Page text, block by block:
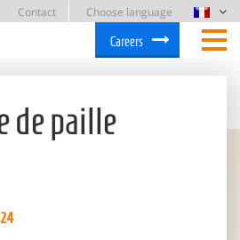
Contact
Choose language
Careers
de paille